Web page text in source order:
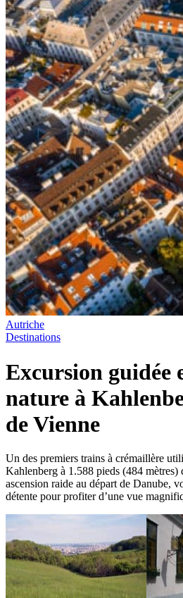
Autriche
Destinations
Excursion guidée
nature à
de Vienne
Un des premiers trains à crémaillère
Kahlenberg à 1.588 pieds (484 mètres)
ascension raide au départ de Danube,
détente pour profiter d’une vue